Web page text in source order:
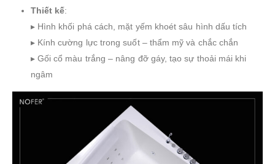
Thiết kế:
▸ Hình khối phá cách, mặt yếm khoét sâu hình dấu tích
▸ Kính cường lực trong suốt – thẩm mỹ và chắc chắn
▸ Gối cổ màu trắng – nâng đỡ gáy, tạo sự thoải mái khi
ngâm